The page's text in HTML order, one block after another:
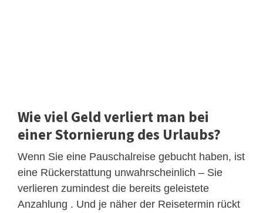
Wie viel Geld verliert man bei
einer Stornierung des Urlaubs?
Wenn Sie eine Pauschalreise gebucht haben, ist
eine Rückerstattung unwahrscheinlich – Sie
verlieren zumindest die bereits geleistete
Anzahlung . Und je näher der Reisetermin rückt